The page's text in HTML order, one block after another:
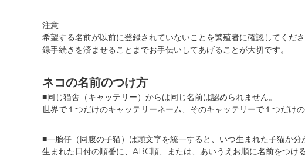
注意
希望する名前が以前に登録されていないことを繁殖者に確認してくだ
録手続きを済ませることまでお手伝いしてあげることが大切です。
ネコの名前のつけ方
■同じ猫舎（キャッテリー）からは同じ名前は認められません。
世界で１つだけのキャッテリーネーム、そのキャッテリーで１つだけ
■一胎仔（同腹の子猫）は頭文字を統一すると、いつ生まれた子猫か分
生まれた日付の順番に、ABC順、または、あいうえお順に名前をつけ